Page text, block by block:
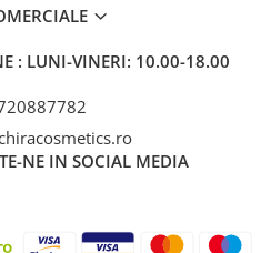
: LUNI-VINERI: 10.00-18.00
NE IN SOCIAL MEDIA